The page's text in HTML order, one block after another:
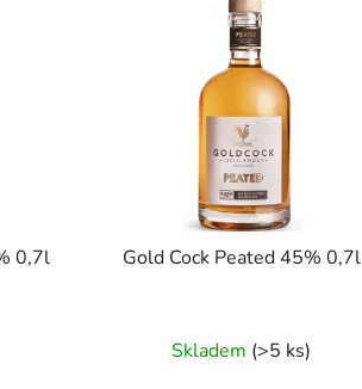
0,7l Gold Cock Peated 45% 0,7l
Skladem (>5 ks)